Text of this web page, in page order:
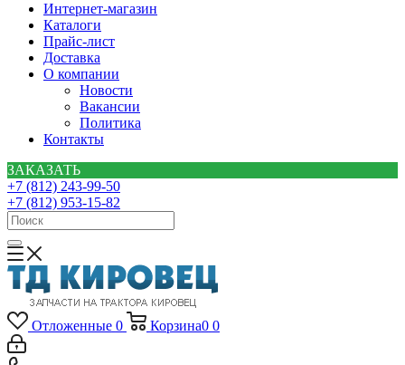
Интернет-магазин
Каталоги
Прайс-лист
Доставка
О компании
Новости
Вакансии
Политика
Контакты
ЗАКАЗАТЬ
+7 (812) 243-99-50
+7 (812) 953-15-82
Отложенные 0 Корзина0 0